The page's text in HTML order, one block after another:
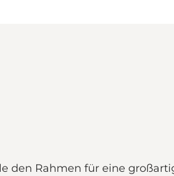
den Rahmen für eine